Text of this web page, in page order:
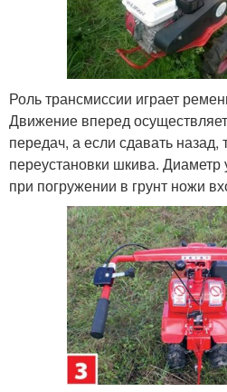
Роль трансмиссии играет
Движение вперед
передач, а если сдавать назад,
переустановки шкива.
при погружении в грунт ножи